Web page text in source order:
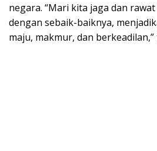
negara. “Mari kita jaga dan
dengan sebaik-baiknya,
maju, makmur, dan berkeadilan,”